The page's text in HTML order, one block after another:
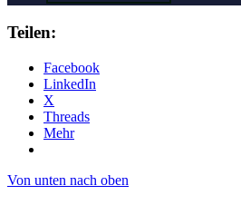
Teilen:
Facebook
LinkedIn
X
Threads
Mehr
Von unten nach oben